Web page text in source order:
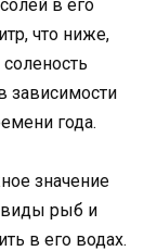
в его
что ниже,
зависимости
года.
значение
виды рыб и
в его водах.